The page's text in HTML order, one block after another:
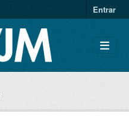
Entrar